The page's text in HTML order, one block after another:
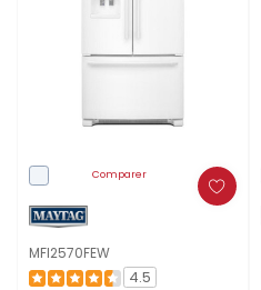
Comparer
MFI2570FEW
4.5